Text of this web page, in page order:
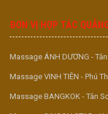
ĐƠN VỊ HỢP TÁC
Massage ÁNH DƯƠNG -
Massage VINH TIÊN - Phú
Massage BANGKOK - Tân